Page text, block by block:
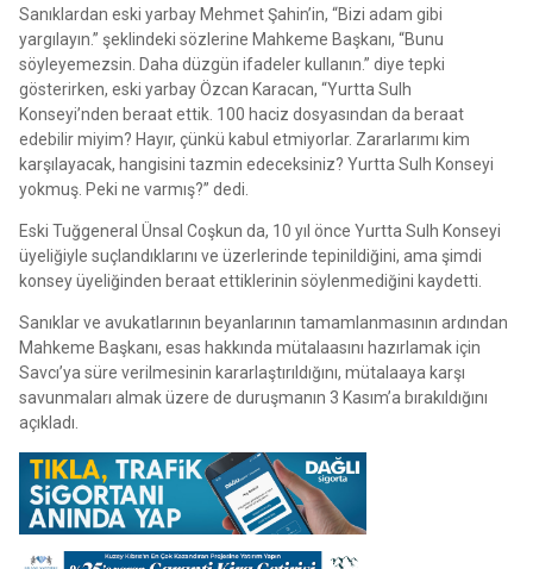
Sanıklardan eski yarbay Mehmet Şahin’in, “Bizi adam gibi
yargılayın.” şeklindeki sözlerine Mahkeme Başkanı, “Bunu
söyleyemezsin. Daha düzgün ifadeler kullanın.” diye tepki
gösterirken, eski yarbay Özcan Karacan, “Yurtta Sulh
Konseyi’nden beraat ettik. 100 haciz dosyasından da beraat
edebilir miyim? Hayır, çünkü kabul etmiyorlar. Zararlarımı kim
karşılayacak, hangisini tazmin edeceksiniz? Yurtta Sulh Konseyi
yokmuş. Peki ne varmış?” dedi.
Eski Tuğgeneral Ünsal Coşkun da, 10 yıl önce Yurtta Sulh Konseyi
üyeliğiyle suçlandıklarını ve üzerlerinde tepinildiğini, ama şimdi
konsey üyeliğinden beraat ettiklerinin söylenmediğini kaydetti.
Sanıklar ve avukatlarının beyanlarının tamamlanmasının ardından
Mahkeme Başkanı, esas hakkında mütalaasını hazırlamak için
Savcı’ya süre verilmesinin kararlaştırıldığını, mütalaaya karşı
savunmaları almak üzere de duruşmanın 3 Kasım’a bırakıldığını
açıkladı.